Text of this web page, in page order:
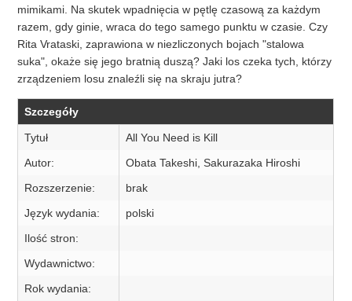
mimikami. Na skutek wpadnięcia w pętlę czasową za każdym
razem, gdy ginie, wraca do tego samego punktu w czasie. Czy
Rita Vrataski, zaprawiona w niezliczonych bojach "stalowa
suka", okaże się jego bratnią duszą? Jaki los czeka tych, którzy
zrządzeniem losu znaleźli się na skraju jutra?
Szczegóły
Tytuł
All You Need is Kill
Autor:
Obata Takeshi, Sakurazaka Hiroshi
Rozszerzenie:
brak
Język wydania:
polski
Ilość stron:
Wydawnictwo:
Rok wydania: